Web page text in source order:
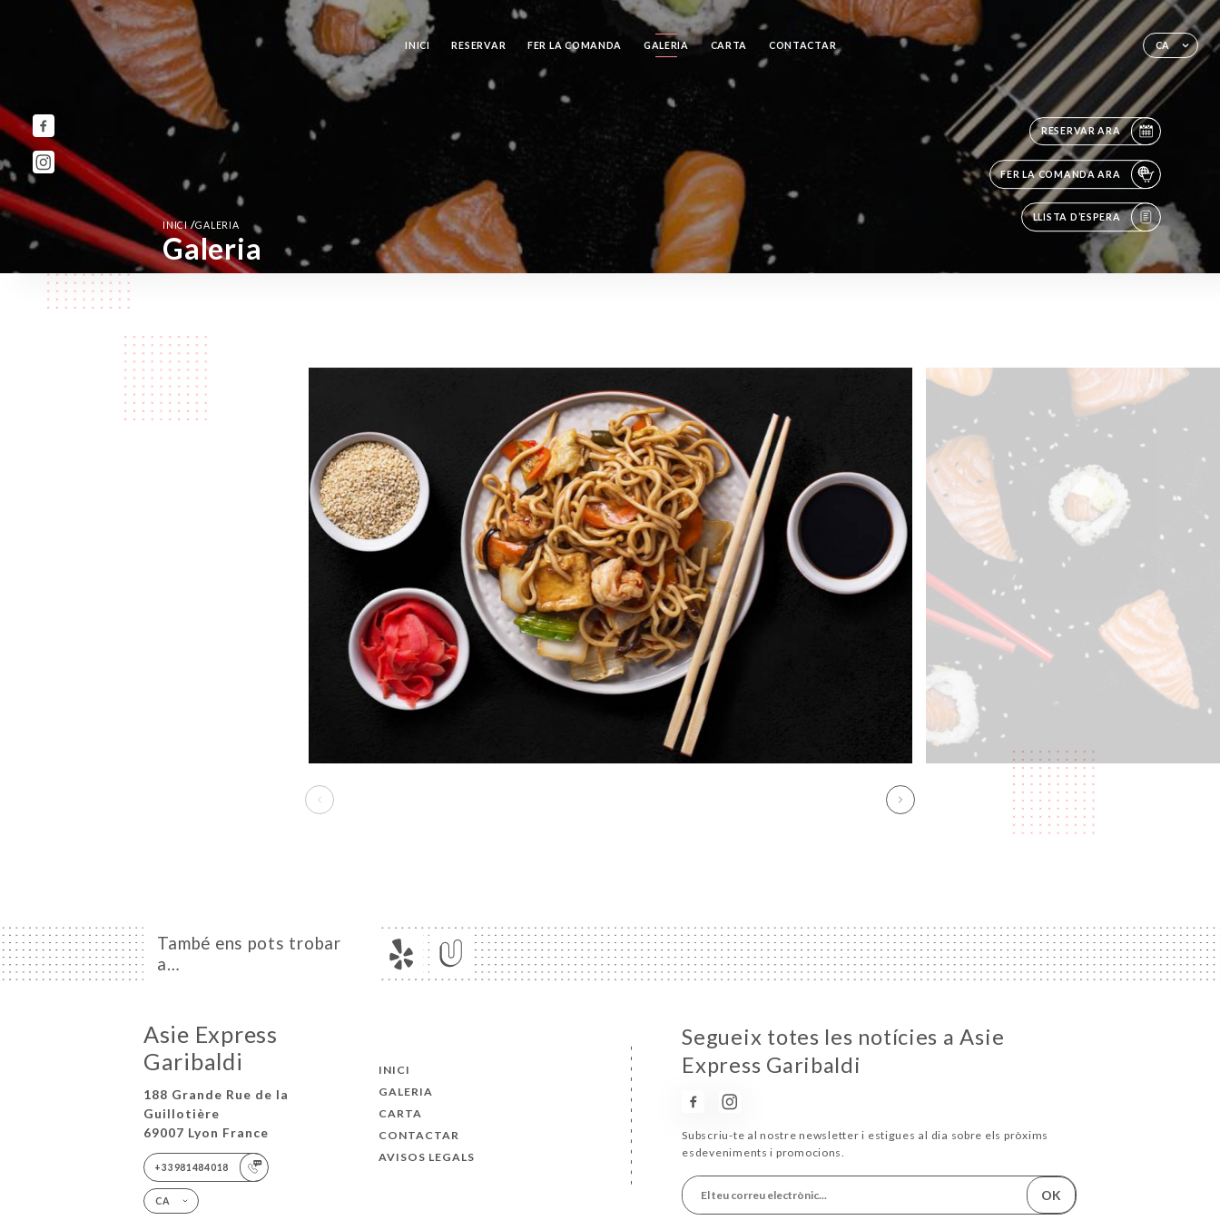
CA
INICI RESERVAR FER LA COMANDA GALERIA CARTA CONTACTAR
RESERVAR ARA
FER LA COMANDA ARA
LLISTA D’ESPERA
INICI/GALERIA
Galeria
També ens pots trobar
a…
Asie Express
Garibaldi
188 Grande Rue de la
Guillotière
69007 Lyon France
+33981484018
CA
INICI
GALERIA
CARTA
CONTACTAR
AVISOS LEGALS
Segueix totes les notícies a Asie
Express Garibaldi
Subscriu-te al nostre newsletter i estigues al dia sobre els pròxims
esdeveniments i promocions.
OK